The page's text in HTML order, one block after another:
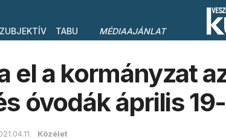
TABU MÉDIAAJÁNLAT
el a kormányzat
óvodák április
Közélet